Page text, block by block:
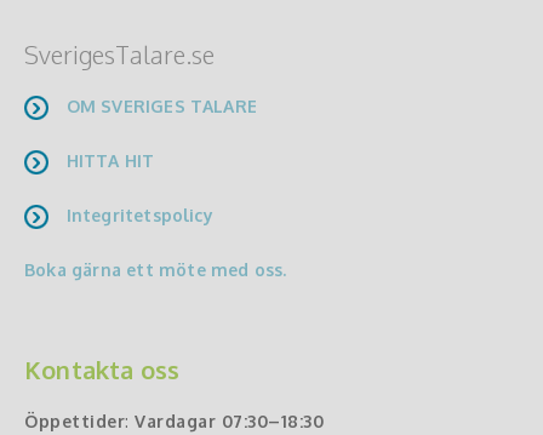
SverigesTalare.se
OM SVERIGES TALARE
HITTA HIT
Integritetspolicy
Boka gärna ett möte med oss.
Kontakta oss
Öppettider: Vardagar 07:30–18:30